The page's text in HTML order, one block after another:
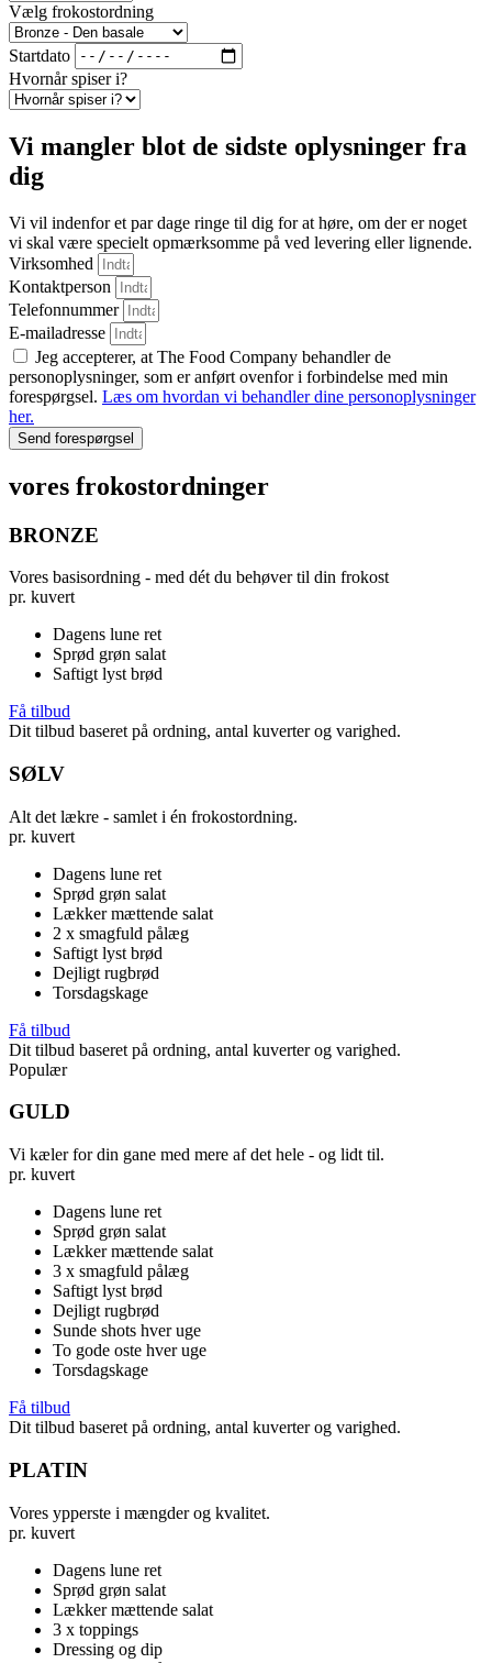
Vælg frokostordning
Startdato
Hvornår spiser i?
Vi mangler blot de sidste oplysninger fra
dig
Vi vil indenfor et par dage ringe til dig for at høre, om der er noget
vi skal være specielt opmærksomme på ved levering eller lignende.
Virksomhed
Kontaktperson
Telefonnummer
E-mailadresse
Jeg accepterer, at The Food Company behandler de
personoplysninger, som er anført ovenfor i forbindelse med min
forespørgsel. Læs om hvordan vi behandler dine personoplysninger
her.
Send forespørgsel
vores frokostordninger
BRONZE
Vores basisordning - med dét du behøver til din frokost
pr. kuvert
Dagens lune ret
Sprød grøn salat
Saftigt lyst brød
Få tilbud
Dit tilbud baseret på ordning, antal kuverter og varighed.
SØLV
Alt det lækre - samlet i én frokostordning.
pr. kuvert
Dagens lune ret
Sprød grøn salat
Lækker mættende salat
2 x smagfuld pålæg
Saftigt lyst brød
Dejligt rugbrød
Torsdagskage
Få tilbud
Dit tilbud baseret på ordning, antal kuverter og varighed.
Populær
GULD
Vi kæler for din gane med mere af det hele - og lidt til.
pr. kuvert
Dagens lune ret
Sprød grøn salat
Lækker mættende salat
3 x smagfuld pålæg
Saftigt lyst brød
Dejligt rugbrød
Sunde shots hver uge
To gode oste hver uge
Torsdagskage
Få tilbud
Dit tilbud baseret på ordning, antal kuverter og varighed.
PLATIN
Vores ypperste i mængder og kvalitet.
pr. kuvert
Dagens lune ret
Sprød grøn salat
Lækker mættende salat
3 x toppings
Dressing og dip